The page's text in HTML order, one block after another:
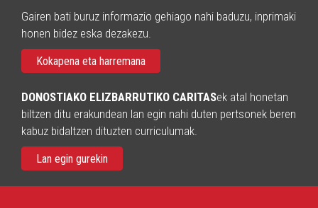
Gairen bati buruz informazio gehiago nahi baduzu, inprimaki
honen bidez eska dezakezu.
Kokapena eta harremana
DONOSTIAKO ELIZBARRUTIKO CARITASek atal honetan
biltzen ditu erakundean lan egin nahi duten pertsonek beren
kabuz bidaltzen dituzten curriculumak.
Lan egin gurekin